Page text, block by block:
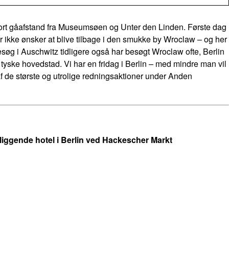
gåafstand fra Museumsøen og Unter den Linden. Første dag
ønsker at blive tilbage i den smukke by Wroclaw – og her
i Auschwitz tidligere også har besøgt Wroclaw ofte, Berlin
hovedstad. Vi har en fridag i Berlin – med mindre man vil
største og utrolige redningsaktioner under Anden
hotel i Berlin ved Hackescher Markt